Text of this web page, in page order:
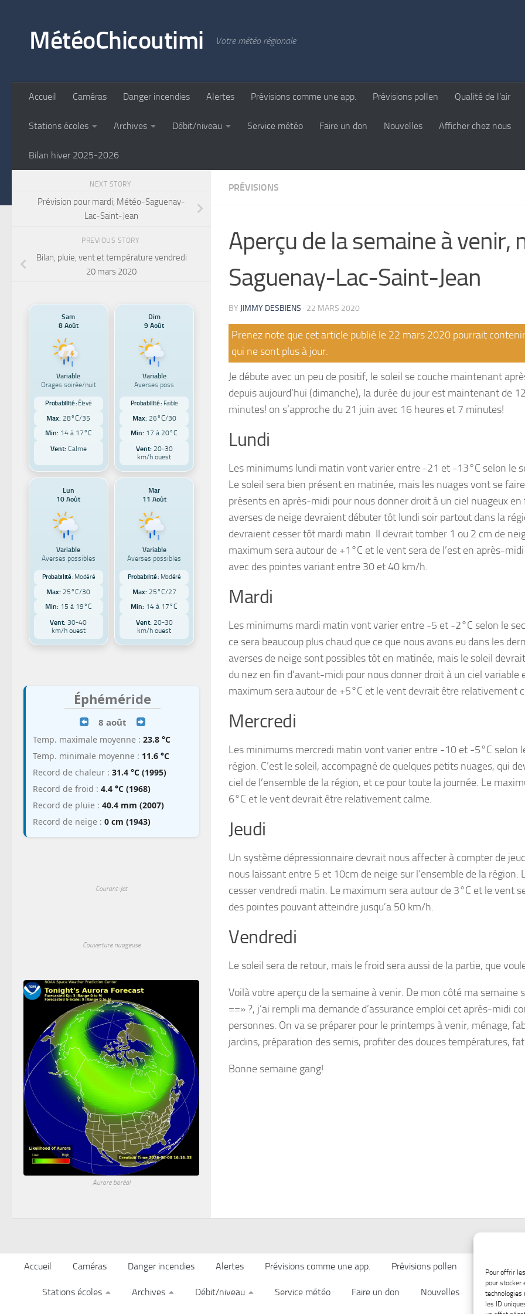
Pour offrir
pour stocker
technologies
les ID
MétéoChicoutimi Votre météo régionale
Accueil Caméras Danger incendies Alertes Prévisions comme une app. Prévisions pollen Qualité de l’air
Stations écoles Archives Débit/niveau Service météo Faire un don Nouvelles Afficher chez nous
Bilan hiver 2025-2026
PRÉVISIONS
Aperçu de la semaine à venir,
Saguenay-Lac-Saint-Jean
BY JIMMY DESBIENS · 22 MARS 2020
Prenez note que cet article publié le 22 mars 2020 pourrait
qui ne sont plus à jour.
Je débute avec un peu de positif, le soleil se couche maintenant
depuis aujourd’hui (dimanche), la durée du jour est maintenant de
minutes! on s’approche du 21 juin avec 16 heures et 7 minutes!
Lundi
Les minimums lundi matin vont varier entre -21 et -13°C selon le
Le soleil sera bien présent en matinée, mais les nuages vont se
présents en après-midi pour nous donner droit à un ciel nuageux
averses de neige devraient débuter tôt lundi soir partout dans la
devraient cesser tôt mardi matin. Il devrait tomber 1 ou 2 cm de
maximum sera autour de +1°C et le vent sera de l’est en après-
avec des pointes variant entre 30 et 40 km/h.
Mardi
Les minimums mardi matin vont varier entre -5 et -2°C selon le
ce sera beaucoup plus chaud que ce que nous avons eu dans les
averses de neige sont possibles tôt en matinée, mais le soleil
du nez en fin d’avant-midi pour nous donner droit à un ciel variable
maximum sera autour de +5°C et le vent devrait être relativement
Mercredi
Les minimums mercredi matin vont varier entre -10 et -5°C selon
région. C’est le soleil, accompagné de quelques petits nuages, qui
ciel de l’ensemble de la région, et ce pour toute la journée. Le
6°C et le vent devrait être relativement calme.
Jeudi
Un système dépressionnaire devrait nous affecter à compter de
nous laissant entre 5 et 10cm de neige sur l’ensemble de la région.
cesser vendredi matin. Le maximum sera autour de 3°C et le vent
des pointes pouvant atteindre jusqu’a 50 km/h.
Vendredi
Le soleil sera de retour, mais le froid sera aussi de la partie, que
Voilà votre aperçu de la semaine à venir. De mon côté ma semaine
==» ?, j’ai rempli ma demande d’assurance emploi cet après-midi
personnes. On va se préparer pour le printemps à venir, ménage,
jardins, préparation des semis, profiter des douces températures,
Bonne semaine gang!
NEXT STORY
Prévision pour mardi, Météo-Saguenay-
Lac-Saint-Jean
PREVIOUS STORY
Bilan, pluie, vent et température vendredi
20 mars 2020
Sam
8 Août
Variable
Orages soirée/nuit
Probabilité : Élevé
Max: 28°C/35
Min: 14 à 17°C
Vent:Calme
Dim
9 Août
Variable
Averses poss
Probabilité : Faible
Max: 26°C/30
Min: 17 à 20°C
Vent:20-30
km/h ouest
Lun
10 Août
Variable
Averses possibles
Probabilité : Modéré
Max: 25°C/30
Min: 15 à 19°C
Vent: 30-40
km/h ouest
Mar
11 Août
Variable
Averses possibles
Probabilité : Modéré
Max: 25°C/27
Min: 14 à 17°C
Vent:20-30
km/h ouest
Éphéméride
8 août
Temp. maximale moyenne : 23.8 °C
Temp. minimale moyenne : 11.6 °C
Record de chaleur : 31.4 °C (1995)
Record de froid : 4.4 °C (1968)
Record de pluie : 40.4 mm (2007)
Record de neige : 0 cm (1943)
Courant-Jet
Couverture nuageuse
Aurore boréal
Accueil Caméras Danger incendies Alertes Prévisions comme une app. Prévisions pollen
Stations écoles Archives Débit/niveau Service météo Faire un don Nouvelles Afficher